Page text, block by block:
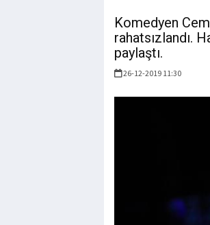
Komedyen
rahatsızlandı.
paylaştı.
26-12-2019 11:30